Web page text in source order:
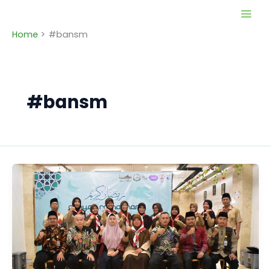
content
Home #bansm
#bansm